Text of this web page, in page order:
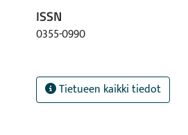
ISSN
0355-0990
Tietueen kaikki tiedot